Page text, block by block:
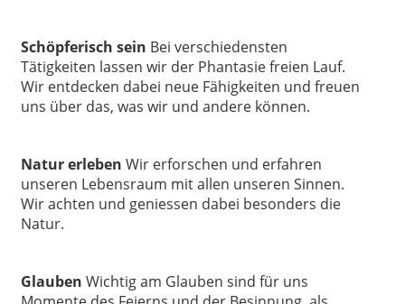
Schöpferisch sein Bei verschiedensten
Tätigkeiten lassen wir der Phantasie freien Lauf.
Wir entdecken dabei neue Fähigkeiten und freuen
uns über das, was wir und andere können.
Natur erleben Wir erforschen und erfahren
unseren Lebensraum mit allen unseren Sinnen.
Wir achten und geniessen dabei besonders die
Natur.
Glauben Wichtig am Glauben sind für uns